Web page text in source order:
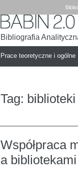
Babin
Bibliografia
Prace teoretyczne i ogólne
Tag:
Współpraca
a